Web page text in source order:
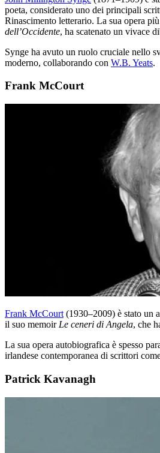
poeta, considerato uno dei principali
Rinascimento letterario. La sua opera
dell’Occidente, ha scatenato un vivace
Synge ha avuto un ruolo cruciale nello
moderno, collaborando con W.B. Yeats.
Frank McCourt
Frank McCourt (1930–2009) è stato un
il suo memoir Le ceneri di Angela, che
La sua opera autobiografica è spesso
irlandese contemporanea di scrittori
Patrick Kavanagh